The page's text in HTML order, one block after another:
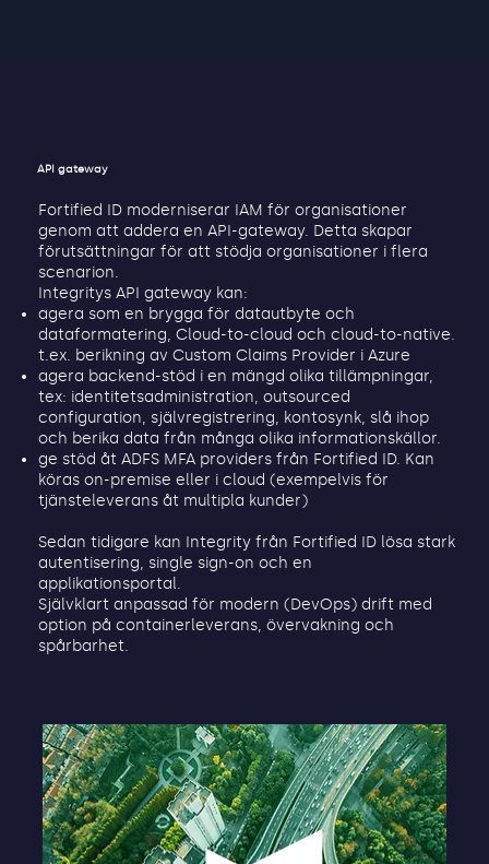
Fortified ID moderniserar IAM för organisationer
genom att addera en API-gateway. Detta skapar
förutsättningar för att stödja organisationer i flera
scenarion.
Integritys API gateway kan:
agera som en brygga för datautbyte och
dataformatering, Cloud-to-cloud och cloud-to-native.
t.ex. berikning av Custom Claims Provider i Azure
agera backend-stöd i en mängd olika tillämpningar,
tex: identitetsadministration, outsourced
configuration, självregistrering, kontosynk, slå ihop
och berika data från många olika informationskällor.
ge stöd åt ADFS MFA providers från Fortified ID. Kan
köras on-premise eller i cloud (exempelvis för
tjänsteleverans åt multipla kunder)
Sedan tidigare kan Integrity från Fortified ID lösa stark
autentisering, single sign-on och en
applikationsportal.
Självklart anpassad för modern (DevOps) drift med
option på containerleverans, övervakning och
spårbarhet.
API gateway